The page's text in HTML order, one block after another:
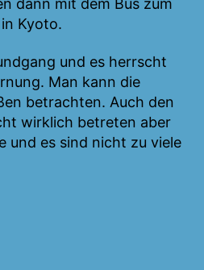
Kyoto.
und es herrscht
Man kann die
betrachten. Auch den
wirklich betreten aber
und es sind nicht zu viele